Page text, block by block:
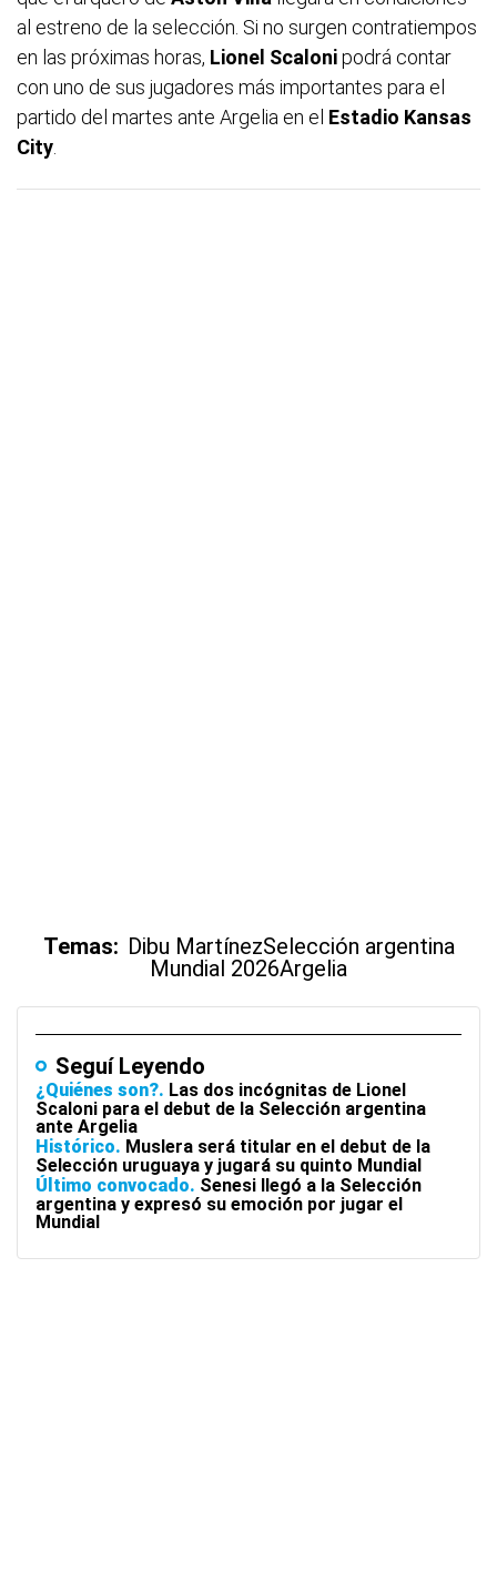
al estreno de la selección. Si no surgen contratiempos
en las próximas horas, Lionel Scalonipodrá contar
con uno de sus jugadores más importantes para el
partido del martes ante Argelia en el Estadio Kansas
City
Temas: Dibu MartínezSelección argentina
Mundial 2026Argelia
Seguí Leyendo
¿Quiénes son? Las dos incógnitas de Lionel
Scaloni para el debut de la Selección argentina
ante Argelia
Histórico Muslera será titular en el debut de la
Selección uruguaya y jugará su quinto Mundial
Último convocado Senesi llegó a la Selección
argentina y expresó su emoción por jugar el
Mundial